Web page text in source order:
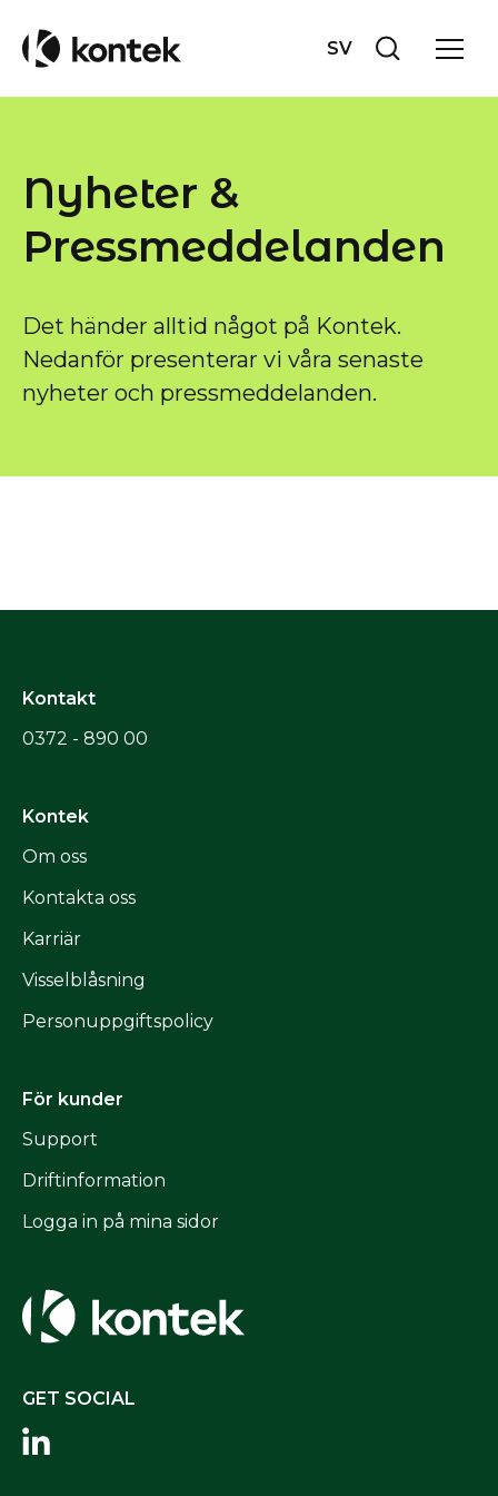
SV
Nyheter &
Pressmeddelanden
Det händer alltid något på Kontek.
Nedanför presenterar vi våra senaste
nyheter och pressmeddelanden.
GET SOCIAL
Kontakt
0372 - 890 00
Kontek
Om oss
Kontakta oss
Karriär
Visselblåsning
Personuppgiftspolicy
För kunder
Support
Driftinformation
Logga in på mina sidor